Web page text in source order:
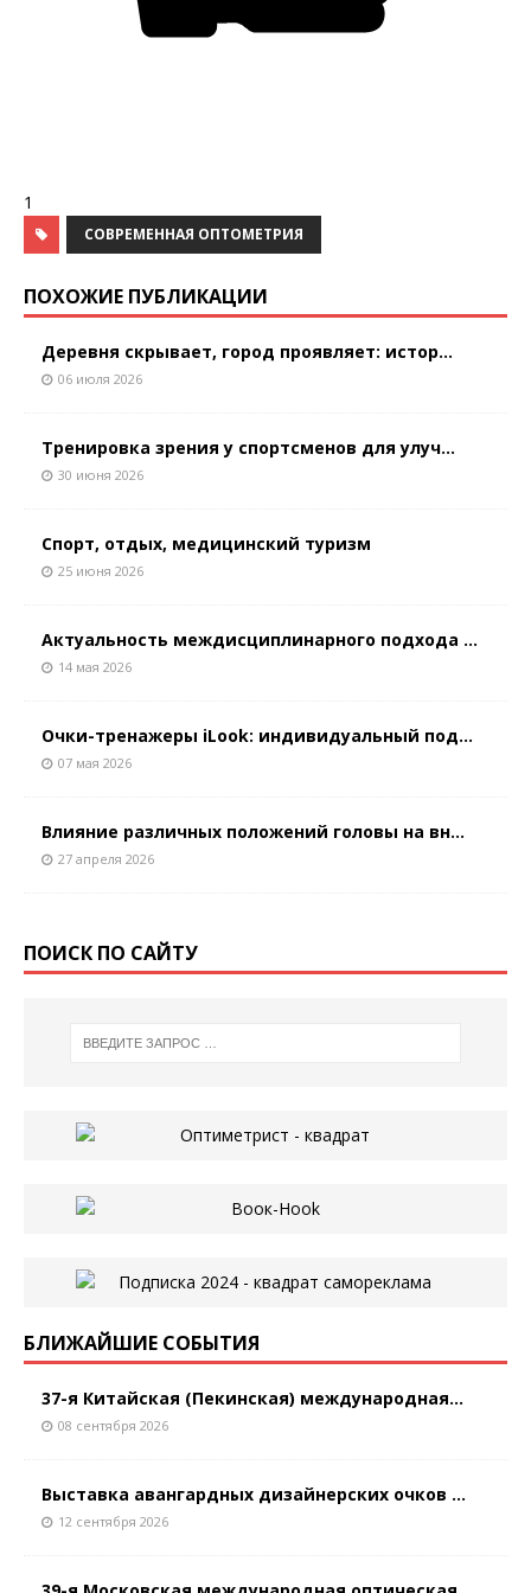
1
СОВРЕМЕННАЯ ОПТОМЕТРИЯ
ПОХОЖИЕ ПУБЛИКАЦИИ
Деревня скрывает, город проявляет: истор...
06 июля 2026
Тренировка зрения у спортсменов для улуч...
30 июня 2026
Спорт, отдых, медицинский туризм
25 июня 2026
Актуальность междисциплинарного подхода ...
14 мая 2026
Очки-тренажеры iLook: индивидуальный под...
07 мая 2026
Влияние различных положений головы на вн...
27 апреля 2026
ПОИСК ПО САЙТУ
БЛИЖАЙШИЕ СОБЫТИЯ
37-я Китайская (Пекинская) международная...
08 сентября 2026
Выставка авангардных дизайнерских очков ...
12 сентября 2026